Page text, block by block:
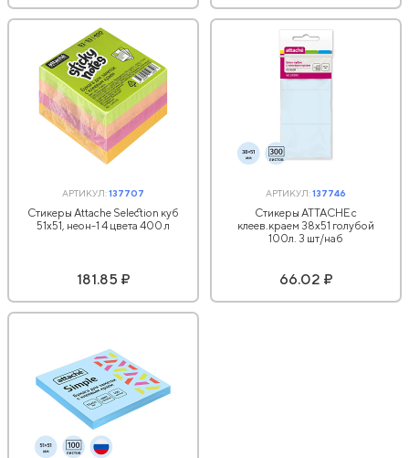
АРТИКУЛ:137707
Стикеры Attache Selection куб
51х51, неон-1 4 цвета 400 л
181.85 ₽
АРТИКУЛ:137746
Стикеры ATTACHE с
клеев.краем 38х51 голубой
100л. 3 шт/наб
66.02 ₽